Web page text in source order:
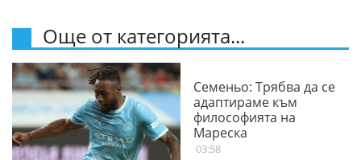
Още от категорията...
Семеньо: Трябва да се
адаптираме към
философията на
Мареска
03:58